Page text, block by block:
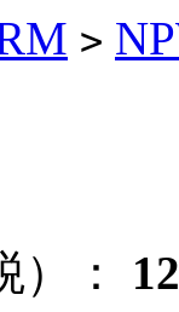
>
：